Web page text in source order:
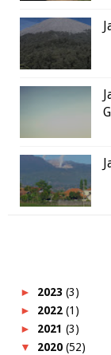
► 2023 (3)
► 2022 (1)
► 2021 (3)
▼ 2020 (52)